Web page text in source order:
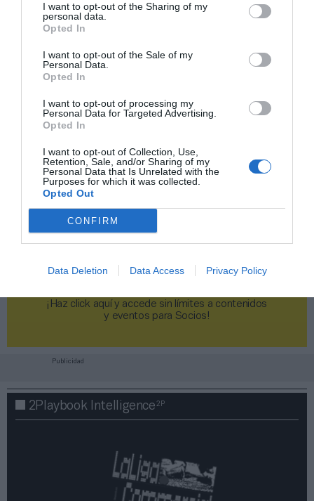
I want to opt-out of the Sharing of my
personal data.
Opted In
I want to opt-out of the Sale of my
Personal Data.
Opted In
I want to opt-out of processing my
Personal Data for Targeted Advertising.
Opted In
I want to opt-out of Collection, Use,
Retention, Sale, and/or Sharing of my
Personal Data that Is Unrelated with the
Purposes for which it was collected.
Opted Out
CONFIRM
Data Deletion Data Access Privacy Policy
Publicidad
2Playbook Club
¡Haz click aquí y accede sin límites a contenidos
y eventos para Socios!​​​​​​​
Publicidad
2Playbook Intelligence2P